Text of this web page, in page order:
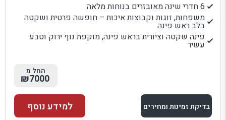
6 חדרי שינה מאובזרים בנוחות מלאה
משפחות, זוגות וקבוצות איכות – חופשה פרטית ושקטה
בלב ראש פינה
פינה שקטה וציורית בראש פינה, מוקפת נוף ירוק וטבע
עשיר
החל מ
₪7000
בדיקת זמינות ומחירים למידע נוסף